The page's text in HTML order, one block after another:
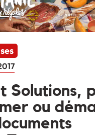
Solutions,
ou